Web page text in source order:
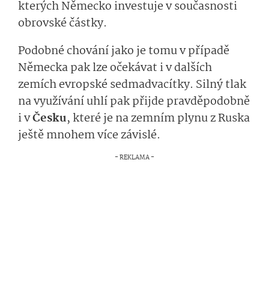
kterých Německo investuje v současnosti
obrovské částky.
Podobné chování jako je tomu v případě
Německa pak lze očekávat i v dalších
zemích evropské sedmadvacítky. Silný tlak
na využívání uhlí pak přijde pravděpodobně
i vČesku, které je na zemním plynu z Ruska
ještě mnohem více závislé.